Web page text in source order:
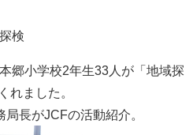
検
郷小学校2年生33人が「地域探
れました。
長がJCFの活動紹介。